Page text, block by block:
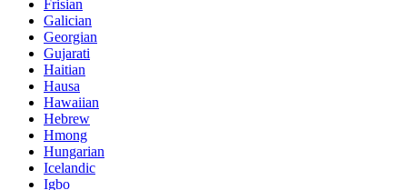
Frisian
Galician
Georgian
Gujarati
Haitian
Hausa
Hawaiian
Hebrew
Hmong
Hungarian
Icelandic
Igbo